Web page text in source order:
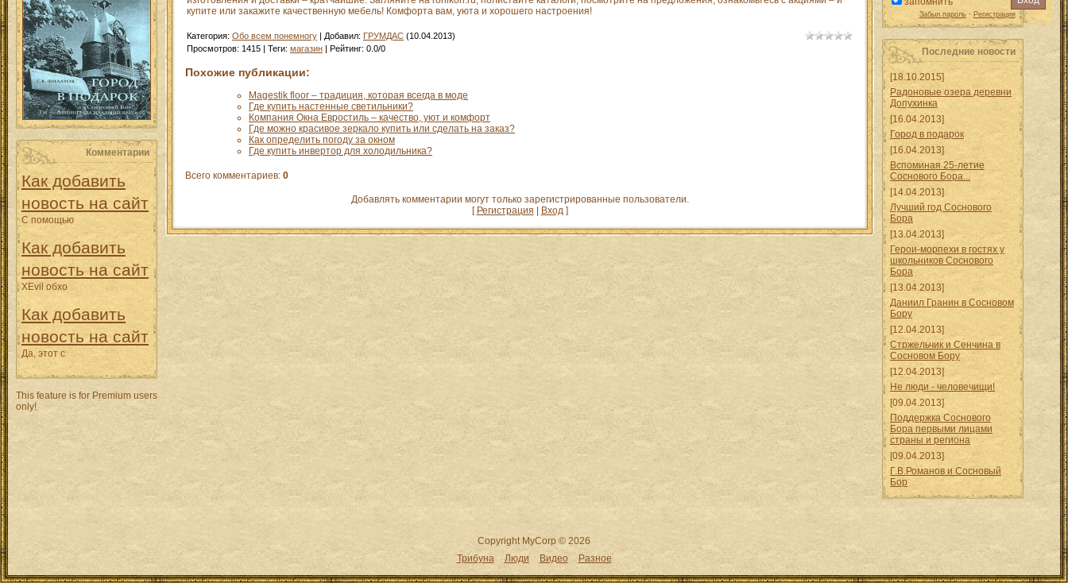
Комментарии
Как добавить
новость на сайт
С помощью
Как добавить
новость на сайт
XEvil обхо
Как добавить
новость на сайт
Да, этот с
This feature is for Premium users
only!
купите или закажите качественную мебель! Комфорта вам, уюта и хорошего настроения!
Категория: Обо всем понемногу | Добавил: ГРУМДАС (10.04.2013)
Просмотров: 1415 | Теги: магазин | Рейтинг: 0.0/0
Похожие публикации:
Magestik floor – традиция, которая всегда в моде
Где купить настенные светильники?
Компания Окна Евростиль – качество, уют и комфорт
Где можно красивое зеркало купить или сделать на заказ?
Как определить погоду за окном
Где купить инвертор для холодильника?
Всего комментариев: 0
Добавлять комментарии могут только зарегистрированные пользователи.
[ Регистрация Вход]
Забыл пароль· Регистрация
Последние новости
[18.10.2015]
Радоновые озера деревни
Допухинка
[16.04.2013]
Город в подарок
[16.04.2013]
Вспоминая 25-летие
Соснового Бора...
[14.04.2013]
Лучший год Соснового
Бора
[13.04.2013]
Герои-морпехи в гостях у
школьников Соснового
Бора
[13.04.2013]
Даниил Гранин в Сосновом
Бору
[12.04.2013]
Стржельчик и Сенчина в
Сосновом Бору
[12.04.2013]
Не люди - человечищи!
[09.04.2013]
Поддержка Соснового
Бора первыми лицами
страны и региона
[09.04.2013]
Г.В.Романов и Сосновый
Бор
Copyright MyCorp © 2026
Трибуна
Люди Видео Разное